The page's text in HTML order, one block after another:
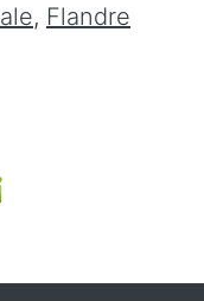
, Flandre